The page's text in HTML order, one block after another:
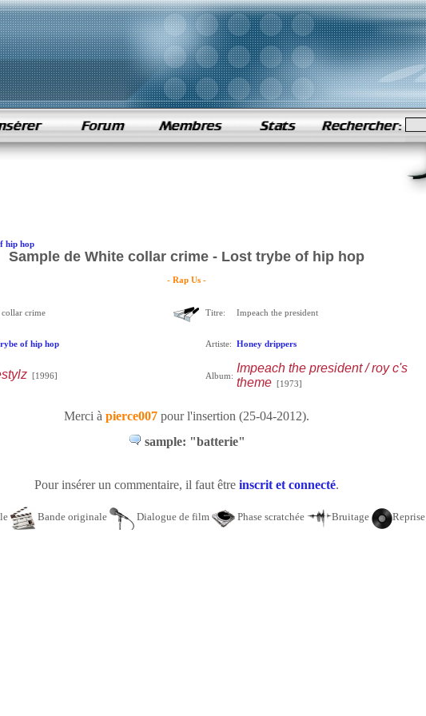
hip hop
Sample de White collar crime - Lost trybe of hip hop
- Rap Us -
crime
of hip hop
[1996]
Titre: Impeach the president
Artiste: Honey drippers
Album:
Impeach the president / roy c's
theme[1973]
Merci à pierce007 pour l'insertion (25-04-2012).
sample: "batterie"
Pour insérer un commentaire, il faut être inscrit et connecté.
Bande originale Dialogue de film Phase scratchée Bruitage Reprise